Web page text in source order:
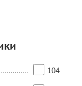
длина 38,5 см, ширина
104